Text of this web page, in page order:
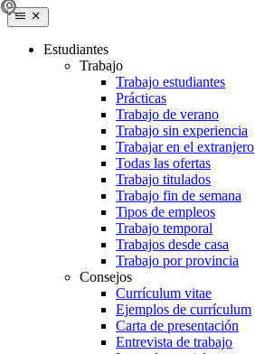
Estudiantes
Trabajo
Trabajo estudiantes
Prácticas
Trabajo de verano
Trabajo sin experiencia
Trabajar en el extranjero
Todas las ofertas
Trabajo titulados
Trabajo fin de semana
Tipos de empleos
Trabajo temporal
Trabajos desde casa
Trabajo por provincia
Consejos
Currículum vitae
Ejemplos de currículum
Carta de presentación
Entrevista de trabajo